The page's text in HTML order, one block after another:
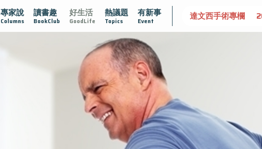
專家說
Columns
讀書趣
BookClub
好生活
GoodLife
熱議題
Topics
有新事
Event
愛的未來視 認識攝護腺肥大 守護骨骼健康 達文西手術專欄